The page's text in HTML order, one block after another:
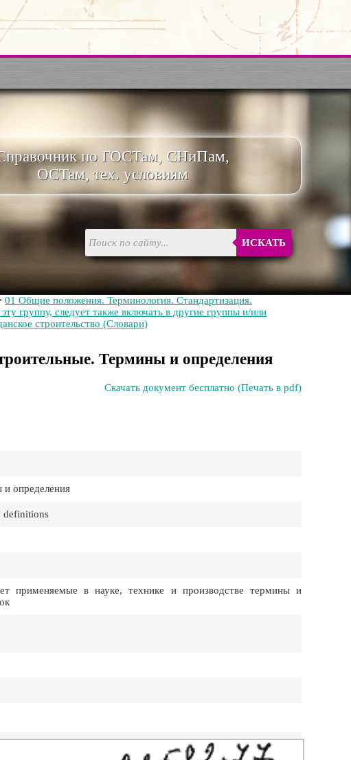
по ГОСТам, СНиПам,
ОСТам, тех. условиям
ИСКАТЬ
01 Общие положения. Терминология. Стандартизация.
группу, следует также включать в другие группы и/или
строительство (Словари)
Термины и определения
Скачать документ бесплатно (Печать в pdf)
и определения
definitions
применяемые в науке, технике и производстве термины и